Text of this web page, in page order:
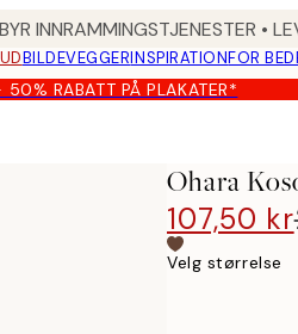
INNRAMMINGSTJENESTER •
BILDEVEGGERINSPIRATIONFOR
RABATT PÅ PLAKATER*
Ohara
107,50 kr
Velg størrelse